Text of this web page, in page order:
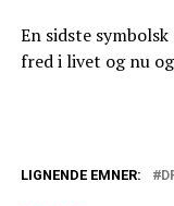
En sidste
fred i livet og nu
LIGNENDE EMNER: